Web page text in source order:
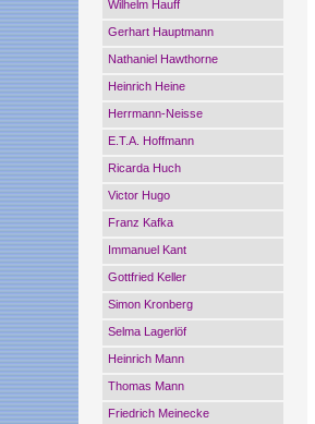
Wilhelm Hauff
Gerhart Hauptmann
Nathaniel Hawthorne
Heinrich Heine
Herrmann-Neisse
E.T.A. Hoffmann
Ricarda Huch
Victor Hugo
Franz Kafka
Immanuel Kant
Gottfried Keller
Simon Kronberg
Selma Lagerlöf
Heinrich Mann
Thomas Mann
Friedrich Meinecke